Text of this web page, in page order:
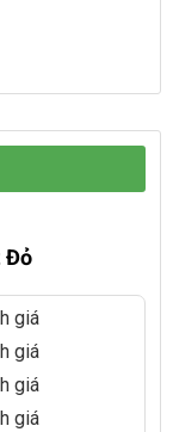
Đỏ
giá
giá
giá
giá